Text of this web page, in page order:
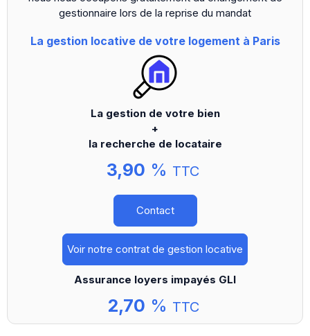
gestionnaire lors de la reprise du mandat
La gestion locative de votre logement à Paris
La gestion de votre bien
+
la recherche de locataire
3,90 % TTC
Contact
Voir notre contrat de gestion locative
Assurance loyers impayés GLI
2,70 % TTC